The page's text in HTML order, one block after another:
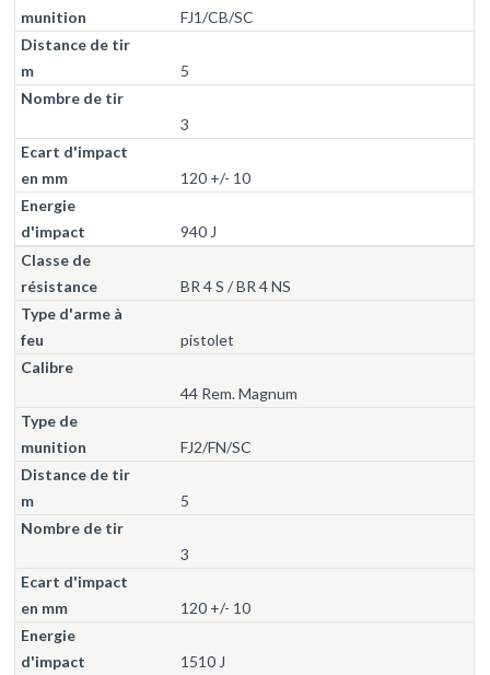
FJ1/CB/SC
5
3
120 +/- 10
940 J
BR 4 S / BR 4 NS
pistolet
44 Rem. Magnum
FJ2/FN/SC
5
3
120 +/- 10
1510 J